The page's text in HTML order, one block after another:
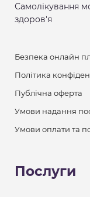
Самолікування
здоров'я
Безпека онлайн
Політика
Публічна оферта
Умови надання
Умови оплати та
Послуги